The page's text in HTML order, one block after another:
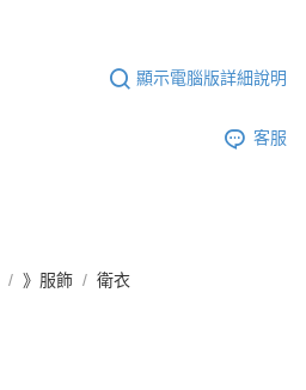
顯示電腦版詳細說明
客服
》服飾 衛衣